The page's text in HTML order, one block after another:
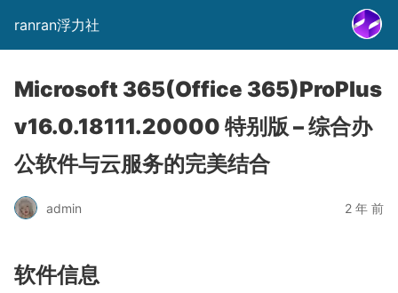
ranran浮力社
Microsoft 365(Office 365)ProPlus
v16.0.18111.20000 特别版 – 综合办
公软件与云服务的完美结合
admin 2 年 前
软件信息